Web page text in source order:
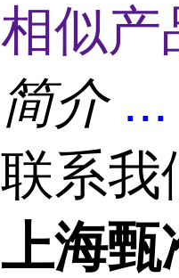
相似
简介 ...
联系我
上海甄